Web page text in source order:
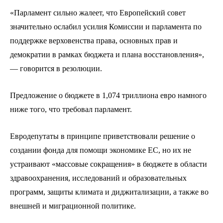
«Парламент сильно жалеет, что Европейский совет
значительно ослабил усилия Комиссии и парламента по
поддержке верховенства права, основных прав и
демократии в рамках бюджета и плана восстановления»,
— говорится в резолюции.
Предложение о бюджете в 1,074 триллиона евро намного
ниже того, что требовал парламент.
Евродепутаты в принципе приветствовали решение о
создании фонда для помощи экономике ЕС, но их не
устраивают «массовые сокращения» в бюджете в области
здравоохранения, исследований и образовательных
программ, защиты климата и диджитализации, а также во
внешней и миграционной политике.